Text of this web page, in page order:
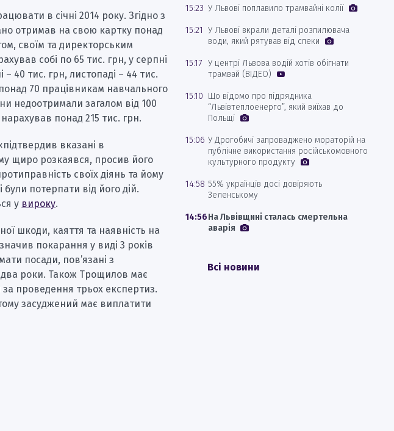
в січні 2014 року. Згідно з
отримав на свою картку понад
своїм та директорським
собі по 65 тис. грн, у серпні
40 тис. грн, листопаді – 44 тис.
70 працівникам навчального
недоотримали загалом від 100
понад 215 тис. грн.
вказані в
щиро розкаявся, просив його
своїх діянь та йому
потерпати від його дій.
у вироку.
шкоди, каяття та наявність на
покарання у виді 3 років
посади, пов’язані з
два роки. Також Трощилов має
проведення трьох експертиз.
засуджений має виплатити
15:23 У Львові поплавило трамвайні колії
15:21 У Львові вкрали деталі розпилювача
води, який рятував від спеки
15:17 У центрі Львова водій хотів обігнати
трамвай (ВІДЕО)
15:10 Що відомо про підрядника
“Львівтеплоенерго”, який виїхав до
Польщі
15:06 У Дрогобичі запроваджено мораторій на
публічне використання російськомовного
культурного продукту
14:58 55% українців досі довіряють
Зеленському
14:56На Львівщині сталась смертельна
аварія
Всі новини